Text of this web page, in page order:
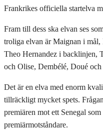
Frankrikes officiella startelva
Fram till dess ska elvan ses
troliga elvan är Maignan i
Theo Hernandez i backlinjen,
och Olise, Dembélé, Doué
Det är en elva med enorm
tillräckligt mycket spets.
premiären mot ett Senegal
premiärmotståndare.